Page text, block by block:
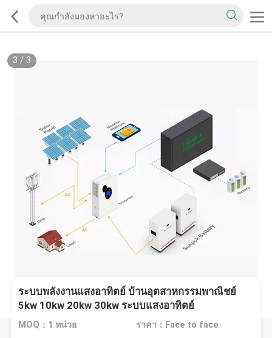
3 / 3
ระบบพลังงานแสงอาทิตย์ บ้านอุตสาหกรรมพาณิชย์
5kw 10kw 20kw 30kw ระบบแสงอาทิตย์
MOQ：1 หน่วย ราคา：Face to face